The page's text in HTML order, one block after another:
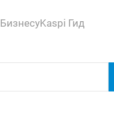
БизнесуKaspi Гид